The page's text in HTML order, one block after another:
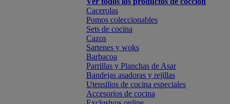
Cacerolas
Pomos coleccionables
Sets de cocina
Cazos
Sartenes y woks
Barbacoa
Parrillas y Planchas de Asar
Bandejas asadoras y rejillas
Utensilios de cocina especiales
Accesorios de cocina